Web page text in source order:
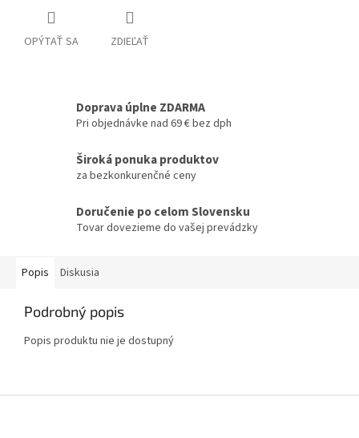
OPÝTAŤ SA ZDIEĽAŤ
Doprava úplne ZDARMA
Pri objednávke nad 69 € bez dph
Široká ponuka produktov
za bezkonkurenčné ceny
Doručenie po celom Slovensku
Tovar dovezieme do vašej prevádzky
Popis Diskusia
Podrobný popis
Popis produktu nie je dostupný